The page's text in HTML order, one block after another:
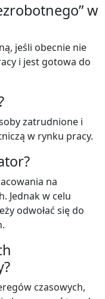
w
jeśli obecnie nie
i jest gotowa do
zatrudnione i
w rynku pracy.
na
Jednak w celu
odwołać się do
czasowych,